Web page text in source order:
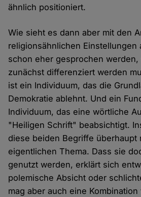
ähnlich positioniert.
Wie sieht es dann aber mit den
religionsähnlichen Einstellungen
schon eher gesprochen
zunächst differenziert werden
ist ein Individuum, das die
Demokratie ablehnt. Und ein
Individuum, das eine wörtliche
"Heiligen Schrift" beabsichtigt.
diese beiden Begriffe überhaupt
eigentlichen Thema. Dass sie
genutzt werden, erklärt sich
polemische Absicht oder
mag aber auch eine